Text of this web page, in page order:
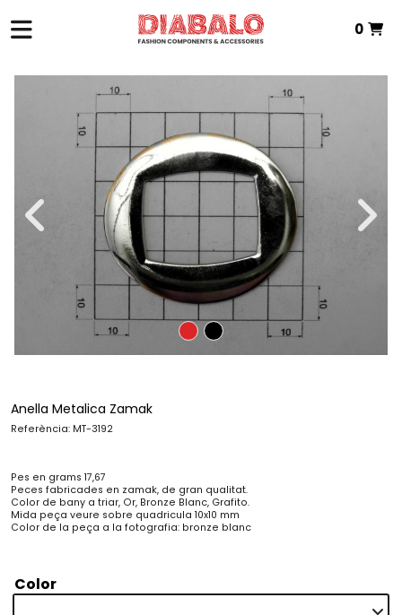
0
VEURE CISTELLA
Anella Metalica Zamak
Referència: MT-3192
Pes en grams 17,67
Peces fabricades en zamak, de gran qualitat.
Color de bany a triar, Or, Bronze Blanc, Grafito.
Mida peça veure sobre quadricula 10x10 mm
Color de la peça a la fotografia: bronze blanc
Color